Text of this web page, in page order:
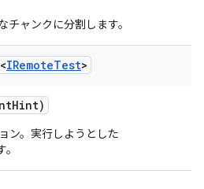
ャンクに分割します。
IRemoteTest>
Hint)
ン。実行しようとした